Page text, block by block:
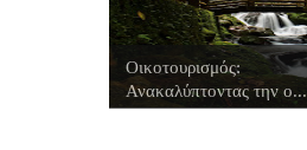
Οικοτουρισμός:
Ανακαλύπτοντας την ο...